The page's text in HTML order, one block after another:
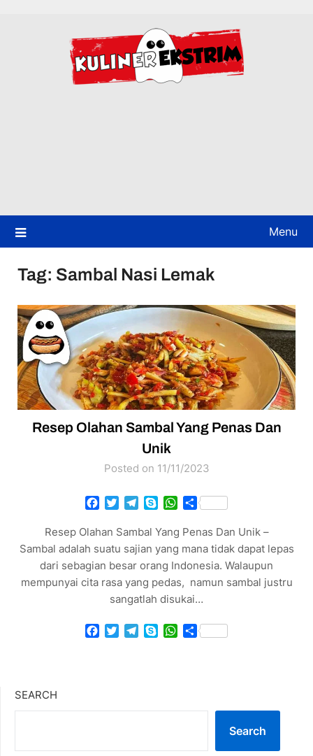
Menu
Tag: Sambal Nasi Lemak
Resep Olahan Sambal Yang Penas Dan
Unik
Posted on 11/11/2023
Facebook
TwitterTelegram
SkypeWhatsApp
Share
Resep Olahan Sambal Yang Penas Dan Unik –
Sambal adalah suatu sajian yang mana tidak dapat lepas
dari sebagian besar orang Indonesia. Walaupun
mempunyai cita rasa yang pedas, namun sambal justru
sangatlah disukai…
Facebook
TwitterTelegram
SkypeWhatsApp
Share
SEARCH
Search